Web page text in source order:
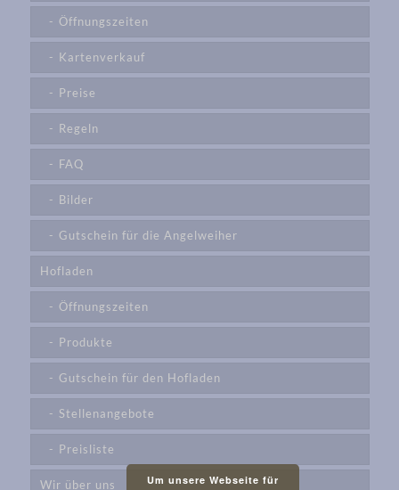
Öffnungszeiten
Kartenverkauf
Preise
Regeln
FAQ
Bilder
Gutschein für die Angelweiher
Hofladen
Öffnungszeiten
Produkte
Gutschein für den Hofladen
Stellenangebote
Preisliste
Wir über uns Um unsere Webseite für